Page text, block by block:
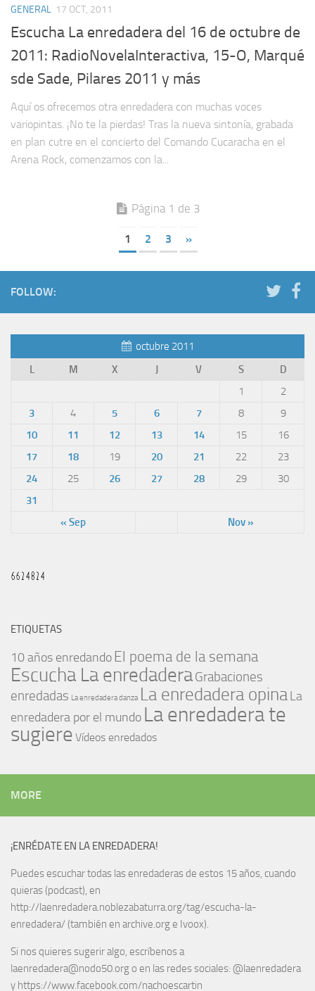
GENERAL 17 OCT, 2011
Escucha La enredadera del 16 de octubre de
2011: RadioNovelaInteractiva, 15-O, Marqué
sde Sade, Pilares 2011 y más
Aquí os ofrecemos otra enredadera con muchas voces
variopintas. ¡No te la pierdas! Tras la nueva sintonía, grabada
en plan cutre en el concierto del Comando Cucaracha en el
Arena Rock, comenzamos con la...
Página 1 de 3
1 2 3 »
FOLLOW:
octubre 2011
L
M X J V S D
« Sep Nov »
1
2
3
4 5 6 7 8
9
10
11 12 13 14 15
16
17
18 19 20 21 22
23
24
25 26 27 28 29
30
31
ETIQUETAS
10 años enredando El poema de la semana
Escucha La enredaderaGrabaciones
enredadas La enredadera danza La enredadera opinaLa
enredadera por el mundo La enredadera te
sugiere Vídeos enredados
MORE
¡ENRÉDATE EN LA ENREDADERA!
Puedes escuchar todas las enredaderas de estos 15 años, cuando
quieras (podcast), en
http://laenredadera.noblezabaturra.org/tag/escucha-la-
enredadera/ (también en archive.org e Ivoox).
Si nos quieres sugerir algo, escríbenos a
laenredadera@nodo50.org o en las redes sociales: @laenredadera
y https://www.facebook.com/nachoescartin